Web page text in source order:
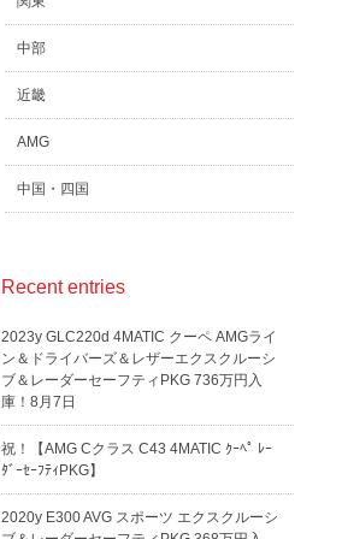
中部
近畿
AMG
中国・四国
Recent entries
2023y GLC220d 4MATIC クーペ AMGライ
ン＆ドライバーズ＆レザーエクスクルーシ
ブ＆レーダーセーフティPKG 736万円入
庫！8月7日
祝！【AMG Cクラス C43 4MATIC ｸｰﾍﾟ ﾚｰ
ﾀﾞｰｾｰﾌﾃｨPKG】
2020y E300 AVG スポーツ エクスクルーシ